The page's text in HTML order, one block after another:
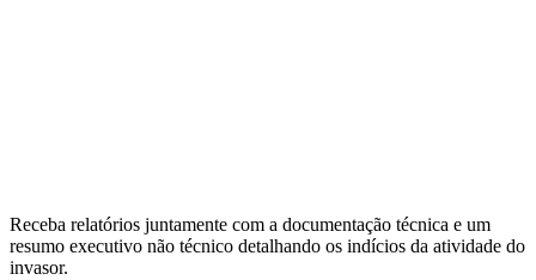
Receba relatórios juntamente com a documentação técnica e um
resumo executivo não técnico detalhando os indícios da atividade do
invasor.